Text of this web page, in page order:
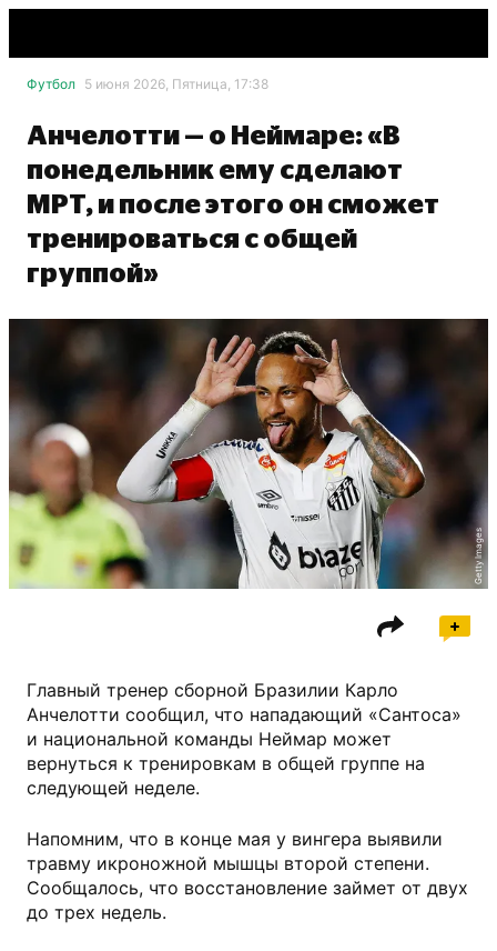
Футбол 5 июня 2026, Пятница, 17:38
Анчелотти — о Неймаре: «В
понедельник ему сделают
МРТ, и после этого он сможет
тренироваться с общей
группой»
Getty Images
Главный тренер сборной Бразилии Карло
Анчелотти сообщил, что нападающий «Сантоса»
и национальной команды Неймар может
вернуться к тренировкам в общей группе на
следующей неделе.
Напомним, что в конце мая у вингера выявили
травму икроножной мышцы второй степени.
Сообщалось, что восстановление займет от двух
до трех недель.